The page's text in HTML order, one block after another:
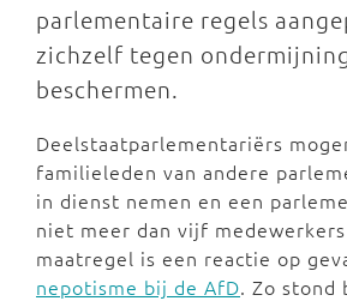
parlementaire regels
zichzelf tegen
beschermen.
Deelstaatparlementariërs
familieleden van andere
in dienst nemen en een
niet meer dan vijf
maatregel is een reactie op
nepotisme bij de AfD. Zo stond